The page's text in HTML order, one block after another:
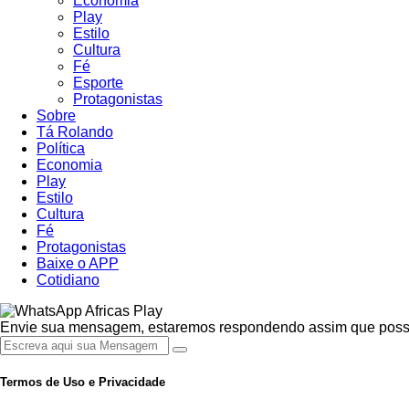
Play
Estilo
Cultura
Fé
Esporte
Protagonistas
Sobre
Tá Rolando
Política
Economia
Play
Estilo
Cultura
Fé
Protagonistas
Baixe o APP
Cotidiano
Africas Play
Envie sua mensagem, estaremos respondendo assim que
Termos de Uso e Privacidade